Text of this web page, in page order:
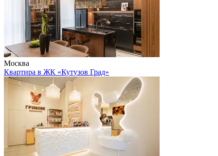
Москва
Квартира в ЖК «Кутузов Град»